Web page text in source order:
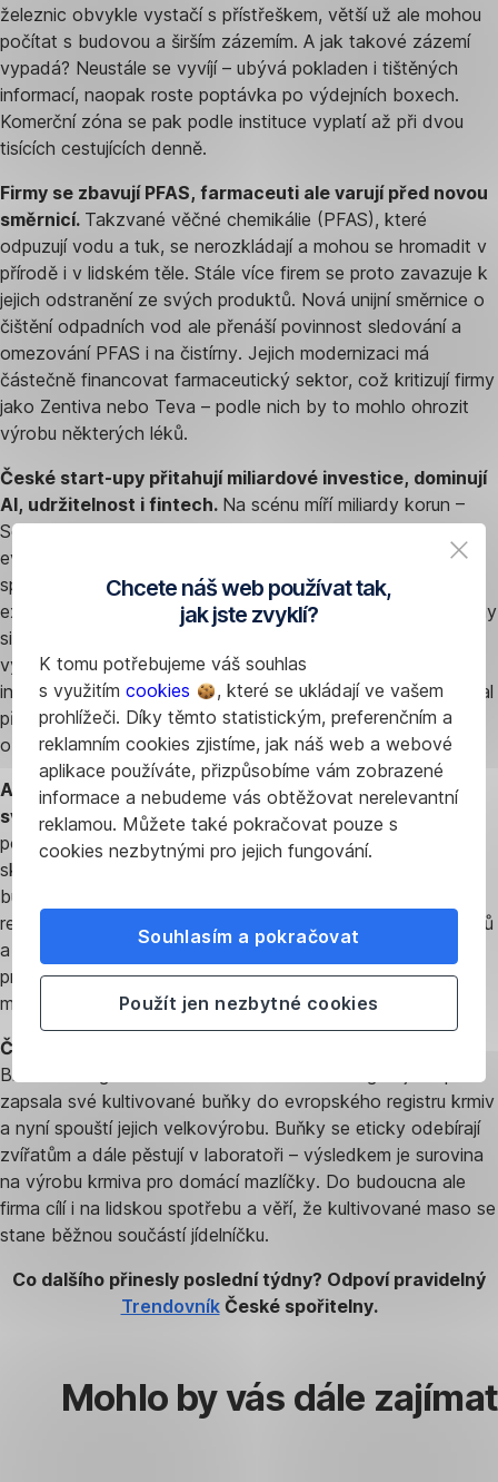
Chcete náš web používat tak,
jak jste zvyklí?
K tomu potřebujeme váš souhlas
s využitím cookies
, které se ukládají ve vašem
prohlížeči. Díky těmto statistickým, preferenčním a
reklamním cookies zjistíme, jak náš web a webové
aplikace používáte, přizpůsobíme vám zobrazené
informace a nebudeme vás obtěžovat nerelevantní
reklamou. Můžete také pokračovat pouze s
cookies nezbytnými pro jejich fungování.
Souhlasím a pokračovat
Použít jen nezbytné cookies
železnic obvykle vystačí s přístřeškem, větší už ale mohou
počítat s budovou a širším zázemím. A jak takové zázemí
vypadá? Neustále se vyvíjí – ubývá pokladen i tištěných
informací, naopak roste poptávka po výdejních boxech.
Komerční zóna se pak podle instituce vyplatí až při dvou
tisících cestujících denně.
Firmy se zbavují PFAS, farmaceuti ale varují před novou
směrnicí. Takzvané věčné chemikálie (PFAS), které
odpuzují vodu a tuk, se nerozkládají a mohou se hromadit v
přírodě i v lidském těle. Stále více firem se proto zavazuje k
jejich odstranění ze svých produktů. Nová unijní směrnice o
čištění odpadních vod ale přenáší povinnost sledování a
omezování PFAS i na čistírny. Jejich modernizaci má
částečně financovat farmaceutický sektor, což kritizují firmy
jako Zentiva nebo Teva – podle nich by to mohlo ohrozit
výrobu některých léků.
České start-upy přitahují miliardové investice, dominují
AI, udržitelnost i fintech. Na scénu míří miliardy korun –
Soulmates Ventures plánuje investovat 1,2 miliardy do
evropských udržitelných start-upů. Mews získal od
společnosti Tiger Global dalších 75 milionů dolarů a chystá
expanzi do USA a německy mluvících zemí. Fintech Flowpay
si zajistil 30 milionů eur od fondu Fasanara Capital a peníze
využije na podporu malých firem, které neuspějí u bank. A
investici 10 milionů dolarů si od společnosti Blossom Capital
připsal i Equilibre, který vyvíjí AI software pro algoritmické
obchodování.
Australský start-up uvádí na trh první biopočítač na
světě.Společnost Cortical Labs představila zařízení
poháněné syntetickou biologickou inteligencí, kterou tvoří
skutečné lidské neurony. Ty vznikají přeprogramováním
buněk získaných z krve nebo kůže dárců. Neurony pak
reagují na elektrické impulzy, „učí se“ pomocí odměn a trestů
a samy se organizují –⁠ čímž v podstatě dochází k jejich
programování. Cortical Labs věří, že tyto biologické sítě
mohou jednou překonat i výkonnost umělé inteligence.
Český Bene Meat rozjíždí výrobu kultivovaného masa.
Biotechnologická firma Bene Meat Technologies jako první
zapsala své kultivované buňky do evropského registru krmiv
a nyní spouští jejich velkovýrobu. Buňky se eticky odebírají
zvířatům a dále pěstují v laboratoři – výsledkem je surovina
na výrobu krmiva pro domácí mazlíčky. Do budoucna ale
firma cílí i na lidskou spotřebu a věří, že kultivované maso se
stane běžnou součástí jídelníčku.
Co dalšího přinesly poslední týdny? Odpoví pravidelný
TrendovníkČeské spořitelny.
Mohlo by vás dále zajímat